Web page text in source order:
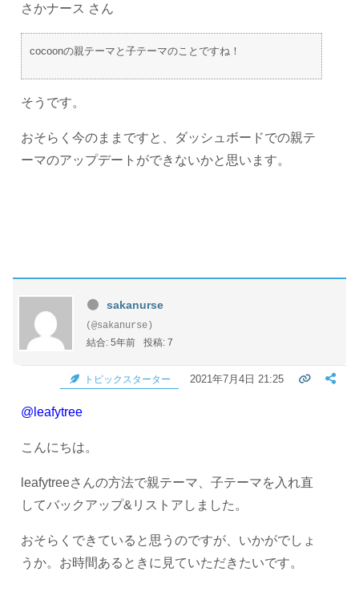
さかナース さん
cocoonの親テーマと子テーマのことですね！
そうです。
おそらく今のままですと、ダッシュボードでの親テ
ーマのアップデートができないかと思います。
sakanurse
(@sakanurse)
結合: 5年前
投稿: 7
トピックスターター 2021年7月4日 21:25
@leafytree
こんにちは。
leafytreeさんの方法で親テーマ、子テーマを入れ直
してバックアップ&リストアしました。
おそらくできていると思うのですが、いかがでしょ
うか。お時間あるときに見ていただきたいです。